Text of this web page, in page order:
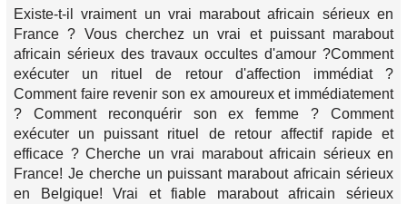
Existe-t-il vraiment un vrai marabout africain sérieux en
France ? Vous cherchez un vrai et puissant marabout
africain sérieux des travaux occultes d'amour ?Comment
exécuter un rituel de retour d'affection immédiat ?
Comment faire revenir son ex amoureux et immédiatement
? Comment reconquérir son ex femme ? Comment
exécuter un puissant rituel de retour affectif rapide et
efficace ? Cherche un vrai marabout africain sérieux en
France! Je cherche un puissant marabout africain sérieux
en Belgique! Vrai et fiable marabout africain sérieux